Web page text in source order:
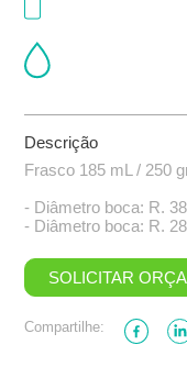
Descrição
Frasco 185 mL / 250
- Diâmetro boca: R.
- Diâmetro boca: R.
SOLICITAR
Compartilhe: